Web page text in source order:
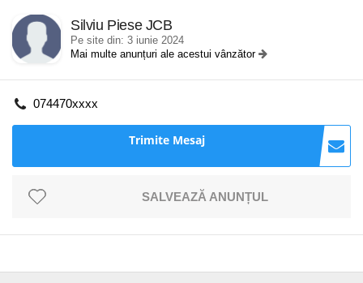
Silviu Piese JCB
Pe site din: 3 iunie 2024
Mai multe anunțuri ale acestui vânzător
074470xxxx
Trimite Mesaj
SALVEAZĂ ANUNȚUL